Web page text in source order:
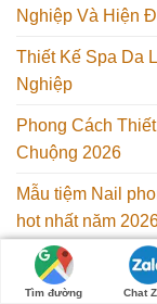
Nghiệp Và Hiện
Thiết Kế Spa Da
Nghiệp
Phong Cách
Chuộng 2026
Mẫu tiệm Nail
hot nhất năm
Bọc Ghế Sofa
Chuẩn Sạch Khu
Tìm đường Chat